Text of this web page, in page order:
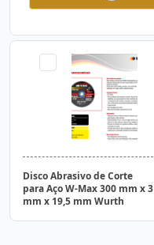
Disco Abrasivo de Corte
para Aço W-Max 300 mm x 3
mm x 19,5 mm Wurth